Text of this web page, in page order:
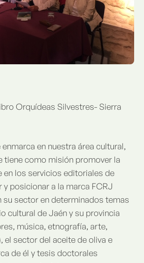
Orquídeas Silvestres- Sierra
en nuestra área cultural,
tiene como misión promover la
en los servicios editoriales de
y posicionar a la marca FCRJ
su sector en determinados temas
cultural de Jaén y su provincia
música, etnografía, arte,
el sector del aceite de oliva e
de él y tesis doctorales